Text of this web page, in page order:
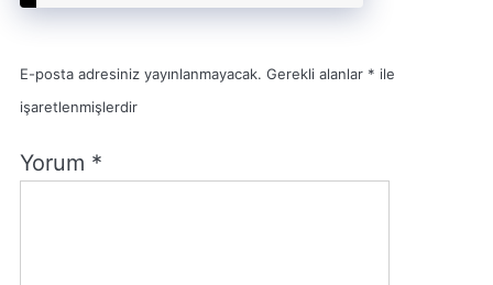
E-posta adresiniz yayınlanmayacak. Gerekli alanlar * ile
işaretlenmişlerdir
Yorum *